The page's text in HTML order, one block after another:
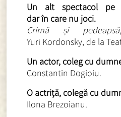
Un alt spectacol
dar în care nu joci.
Crimă și pedeapsă
Yuri Kordonsky, de la
Un actor, coleg cu
Constantin Dogioiu.
O actriță, colegă cu
Ilona Brezoianu.